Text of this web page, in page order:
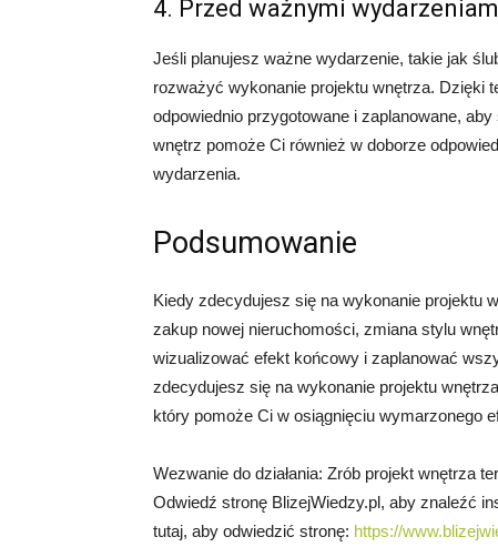
4. Przed ważnymi
Jeśli planujesz ważne wydarzenie, takie jak
rozważyć wykonanie projektu wnętrza. Dzięki
odpowiednio przygotowane i zaplanowane,
wnętrz pomoże Ci również w doborze
wydarzenia.
Podsumowanie
Kiedy zdecydujesz się na wykonanie projektu
zakup nowej nieruchomości, zmiana stylu
wizualizować efekt końcowy i zaplanować
zdecydujesz się na wykonanie projektu
który pomoże Ci w osiągnięciu wymarzonego
Wezwanie do działania: Zrób projekt wnętrza
Odwiedź stronę BlizejWiedzy.pl, aby znaleźć
tutaj, aby odwiedzić stronę: https://